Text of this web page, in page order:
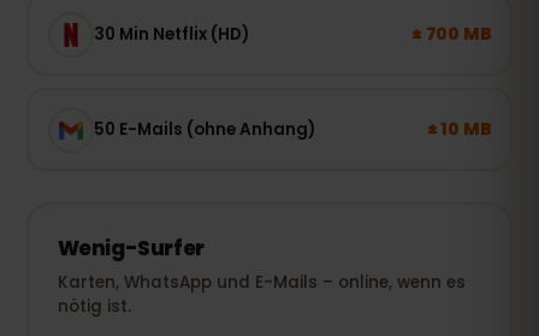
30 Min Netflix (HD) ± 700 MB
50 E-Mails (ohne Anhang) ± 10 MB
Wenig-Surfer
Karten, WhatsApp und E-Mails – online, wenn es
nötig ist.